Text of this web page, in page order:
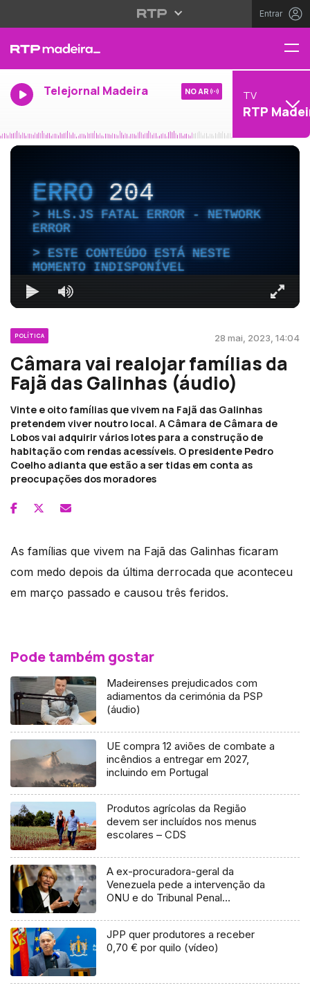
Entrar
Telejornal Madeira NO AR TV
RTP
ERRO204
HLS.JS FATAL ERROR - NETWORK
ERROR
ESTE CONTEÚDO ESTÁ NESTE
MOMENTO INDISPONÍVEL
POLÍTICA 28 mai, 2023, 14:04
Câmara vai realojar famílias da
Fajã das Galinhas (áudio)
Vinte e oito famílias que vivem na Fajã das Galinhas
pretendem viver noutro local. A Câmara de Câmara de
Lobos vai adquirir vários lotes para a construção de
habitação com rendas acessíveis. O presidente Pedro
Coelho adianta que estão a ser tidas em conta as
preocupações dos moradores
As famílias que vivem na Fajã das Galinhas ficaram
com medo depois da última derrocada que aconteceu
em março passado e causou três feridos.
Pode também gostar
Madeirenses prejudicados com
adiamentos da cerimónia da PSP
(áudio)
UE compra 12 aviões de combate a
incêndios a entregar em 2027,
incluindo em Portugal
Produtos agrícolas da Região
devem ser incluídos nos menus
escolares – CDS
A ex-procuradora-geral da
Venezuela pede a intervenção da
ONU e do Tribunal Penal
JPP quer produtores a receber
0,70 € por quilo (vídeo)